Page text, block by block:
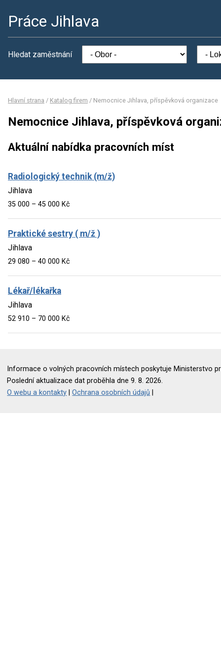
Práce Jihlava
Hledat zaměstnání
Hlavní strana / Katalog firem / Nemocnice Jihlava, příspěvková organizace
Nemocnice Jihlava, příspěvková
Aktuální nabídka pracovních míst
Radiologický technik (m/ž)
Jihlava
35 000 – 45 000 Kč
Praktické sestry ( m/ž )
Jihlava
29 080 – 40 000 Kč
Lékař/lékařka
Jihlava
52 910 – 70 000 Kč
Informace o volných pracovních místech poskytuje Ministerstvo
Poslední aktualizace dat proběhla dne 9. 8. 2026.
O webu a kontakty |Ochrana osobních údajů